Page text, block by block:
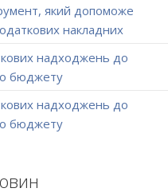
який допоможе
накладних
надходжень до
бюджету
надходжень до
бюджету